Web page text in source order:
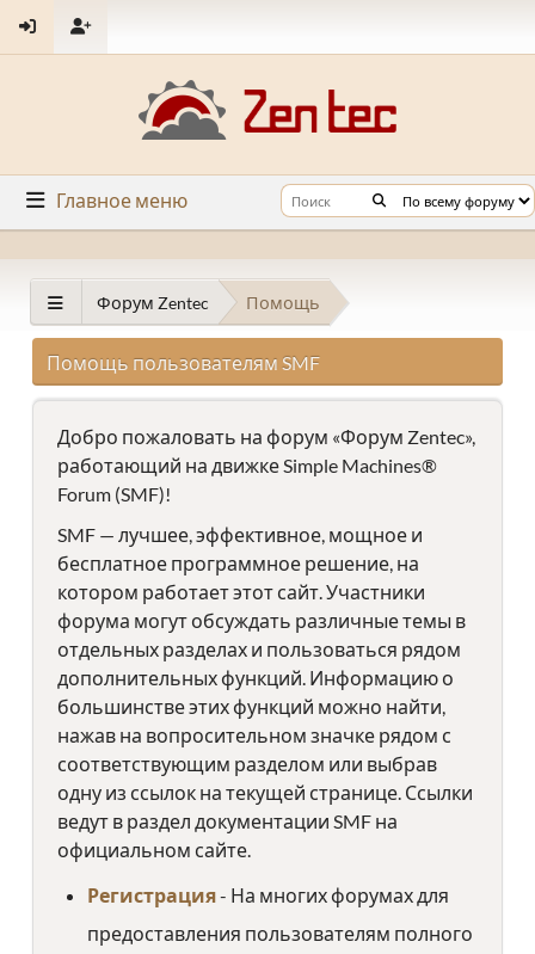
Главное меню
Форум Zentec Помощь
Помощь пользователям SMF
Добро пожаловать на форум «Форум Zentec»,
работающий на движке Simple Machines®
Forum (SMF)!
SMF — лучшее, эффективное, мощное и
бесплатное программное решение, на
котором работает этот сайт. Участники
форума могут обсуждать различные темы в
отдельных разделах и пользоваться рядом
дополнительных функций. Информацию о
большинстве этих функций можно найти,
нажав на вопросительном значке рядом с
соответствующим разделом или выбрав
одну из ссылок на текущей странице. Ссылки
ведут в раздел документации SMF на
официальном сайте.
Регистрация- На многих форумах для
предоставления пользователям полного